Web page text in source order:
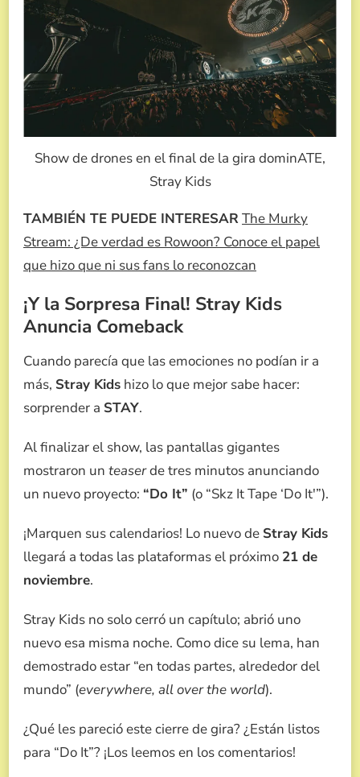
Show de drones en el final de la gira dominATE,
Stray Kids
TAMBIÉN TE PUEDE INTERESARThe Murky
Stream: ¿De verdad es Rowoon? Conoce el papel
que hizo que ni sus fans lo reconozcan
¡Y la Sorpresa Final! Stray Kids
Anuncia Comeback
Cuando parecía que las emociones no podían ir a
más, Stray Kids hizo lo que mejor sabe hacer:
sorprender a STAY.
Al finalizar el show, las pantallas gigantes
mostraron un teaserde tres minutos anunciando
un nuevo proyecto: “Do It” (o “Skz It Tape ‘Do It'”).
¡Marquen sus calendarios! Lo nuevo de Stray Kids
llegará a todas las plataformas el próximo 21 de
noviembre.
Stray Kids no solo cerró un capítulo; abrió uno
nuevo esa misma noche. Como dice su lema, han
demostrado estar “en todas partes, alrededor del
mundo” (everywhere, all over the world).
¿Qué les pareció este cierre de gira? ¿Están listos
para “Do It”? ¡Los leemos en los comentarios!